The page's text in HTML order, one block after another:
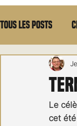
Tous les posts
Max Borg
Carnet noir
Le
cet